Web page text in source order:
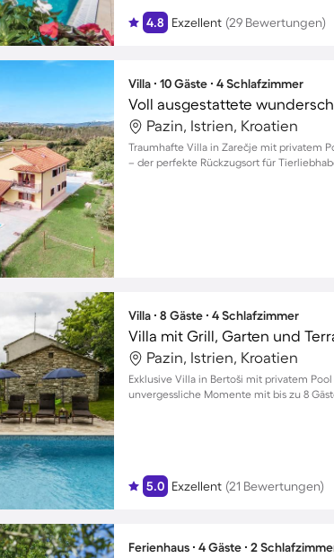
4.8 Exzellent (29 Bewertungen)
Villa ∙ 10 Gäste ∙ 4 Schlafzimmer
Pazin, Istrien, Kroatien
Traumhafte Villa in Zarečje mit privatem
– der perfekte Rückzugsort für
Villa ∙ 8 Gäste ∙ 4 Schlafzimmer
Villa mit Grill, Garten und
Pazin, Istrien, Kroatien
Exklusive Villa in Bertoši mit privatem
unvergessliche Momente mit bis zu 8
5.0 Exzellent (21 Bewertungen)
Ferienhaus ∙ 4 Gäste ∙ 2